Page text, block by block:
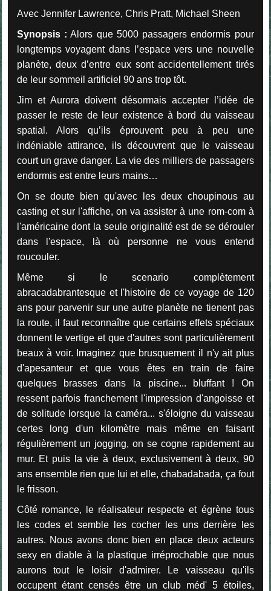
Avec Jennifer Lawrence, Chris Pratt, Michael Sheen
Synopsis : Alors que 5000 passagers endormis pour
longtemps voyagent dans l’espace vers une nouvelle
planète, deux d’entre eux sont accidentellement tirés
de leur sommeil artificiel 90 ans trop tôt.
Jim et Aurora doivent désormais accepter l’idée de
passer le reste de leur existence à bord du vaisseau
spatial. Alors qu’ils éprouvent peu à peu une
indéniable attirance, ils découvrent que le vaisseau
court un grave danger. La vie des milliers de passagers
endormis est entre leurs mains…
On se doute bien qu'avec les deux choupinous au
casting et sur l'affiche, on va assister à une rom-com à
l'américaine dont la seule originalité est de se dérouler
dans l'espace, là où personne ne vous entend
roucouler.
Même si le scenario complètement
abracadabrantesque et l'histoire de ce voyage de 120
ans pour parvenir sur une autre planète ne tienent pas
la route, il faut reconnaître que certains effets spéciaux
donnent le vertige et que d'autres sont particulièrement
beaux à voir. Imaginez que brusquement il n'y ait plus
d'apesanteur et que vous êtes en train de faire
quelques brasses dans la piscine... bluffant ! On
ressent parfois franchement l'impression d'angoisse et
de solitude lorsque la caméra... s'éloigne du vaisseau
certes long d'un kilomètre mais même en faisant
régulièrement un jogging, on se cogne rapidement au
mur. Et puis la vie à deux, exclusivement à deux, 90
ans ensemble rien que lui et elle, chabadabada, ça fout
le frisson.
Côté romance, le réalisateur respecte et égrène tous
les codes et semble les cocher les uns derrière les
autres. Nous avons donc bien en place deux acteurs
sexy en diable à la plastique irréprochable que nous
aurons tout le loisir d'admirer. Le vaisseau qu'ils
occupent étant censés être un club méd' 5 étoiles,